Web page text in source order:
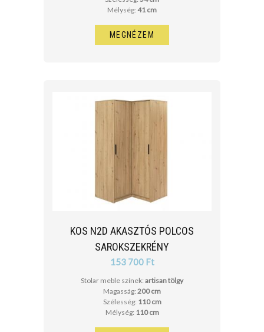
Mélység: 41 cm
MEGNÉZEM
KOS N2D AKASZTÓS POLCOS
SAROKSZEKRÉNY
153 700 Ft
Stolar meble színek: artisan tölgy
Magasság: 200 cm
Szélesség: 110 cm
Mélység: 110 cm